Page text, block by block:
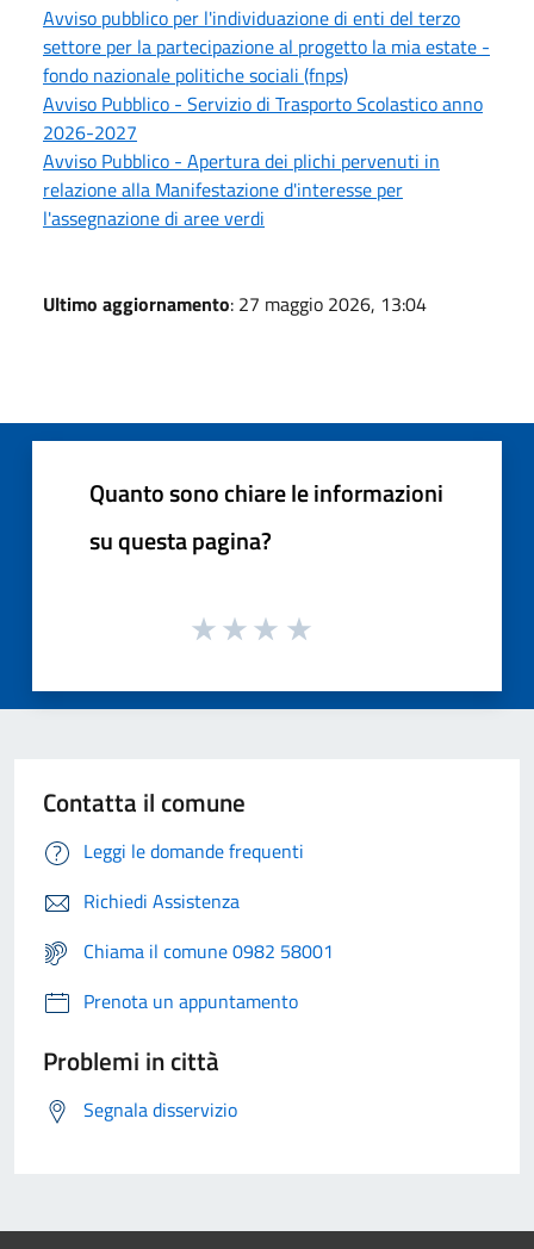
Avviso pubblico per l'individuazione di enti del terzo
settore per la partecipazione al progetto la mia estate -
fondo nazionale politiche sociali (fnps)
Avviso Pubblico - Servizio di Trasporto Scolastico anno
2026-2027
Avviso Pubblico - Apertura dei plichi pervenuti in
relazione alla Manifestazione d'interesse per
l'assegnazione di aree verdi
Ultimo aggiornamento: 27 maggio 2026, 13:04
Quanto sono chiare le informazioni
su questa pagina?
Contatta il comune
Leggi le domande frequenti
Richiedi Assistenza
Chiama il comune 0982 58001
Prenota un appuntamento
Problemi in città
Segnala disservizio